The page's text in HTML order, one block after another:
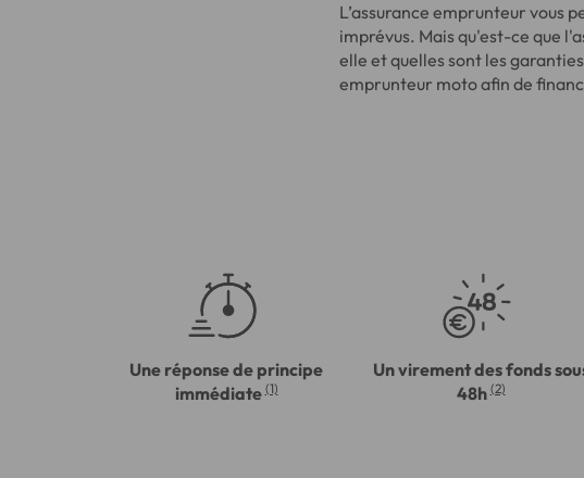
L’assurance emprunteur vous
imprévus. Mais qu'est-ce que
elle et quelles sont les
emprunteur moto afin de
Une réponse de principe
immédiate (1)
Un virement des fonds
48h (2)